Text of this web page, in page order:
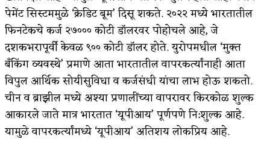
पेमेंट सिस्टममुळे ‘क्रेडिट बूम’ दिसू शकते. २०२२ मध्ये भारतातील
फिनटेकचे कर्ज २७००० कोटी डॉलरवर पोहोचले आहे, जे
दशकभरापूर्वी केवळ ९०० कोटी डॉलर होते. युरोपमधील ‘मुक्त
बँकिंग व्यवस्थे’ प्रमाणे आता भारतातील वापरकर्त्यांनाही आता
विपुल आर्थिक सोयीसुविधा व कर्जसंधी यांचा लाभ होऊ शकतो.
चीन व ब्राझील मध्ये अश्या प्रणालींच्या वापरावर किरकोळ शुल्क
आकारले जाते मात्र भारतात ‘यूपीआय’ पूर्णपणे नि:शुल्क आहे.
यामुळे वापरकर्त्यांमध्ये ‘यूपीआय’ अतिशय लोकप्रिय आहे.